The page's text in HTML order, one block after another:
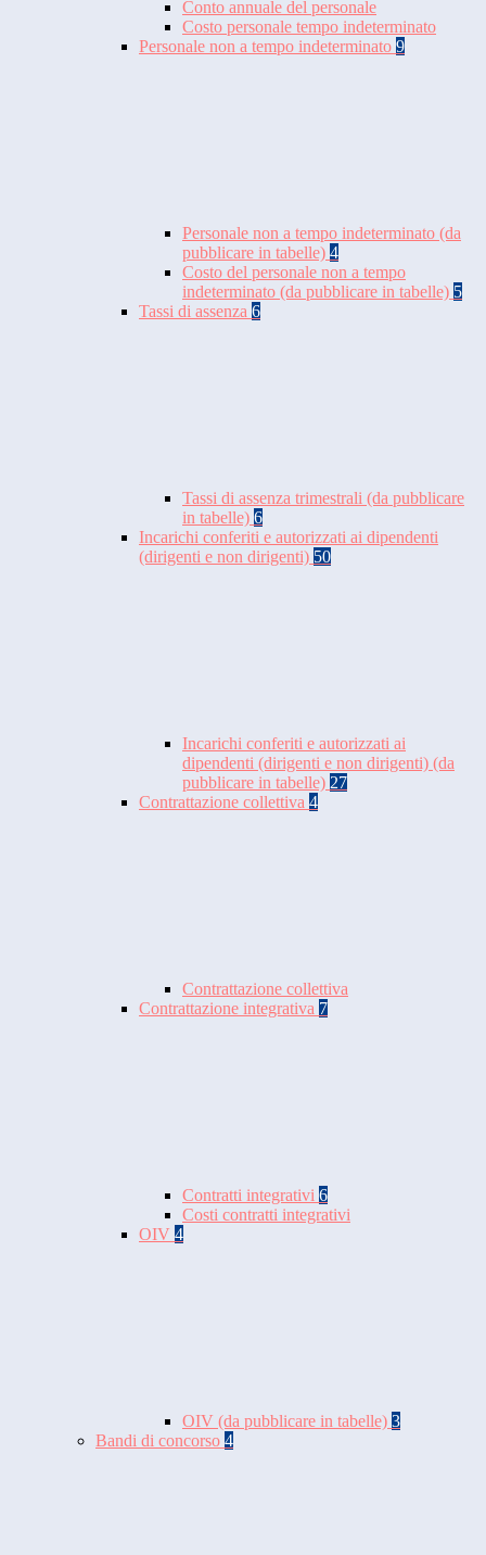
Conto annuale del personale
Costo personale tempo indeterminato
Personale non a tempo indeterminato 9
Personale non a tempo indeterminato (da
pubblicare in tabelle) 4
Costo del personale non a tempo
indeterminato (da pubblicare in tabelle) 5
Tassi di assenza 6
Tassi di assenza trimestrali (da pubblicare
in tabelle) 6
Incarichi conferiti e autorizzati ai dipendenti
(dirigenti e non dirigenti) 50
Incarichi conferiti e autorizzati ai
dipendenti (dirigenti e non dirigenti) (da
pubblicare in tabelle) 27
Contrattazione collettiva 4
Contrattazione collettiva
Contrattazione integrativa 7
Contratti integrativi 6
Costi contratti integrativi
OIV 4
OIV (da pubblicare in tabelle) 3
Bandi di concorso 4